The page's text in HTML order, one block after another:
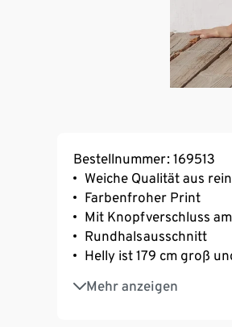
Bestellnummer: 169513
Weiche Qualität aus
Farbenfroher Print
Mit Knopfverschluss
Rundhalsausschnitt
Helly ist 179 cm groß
Mehr anzeigen
Dies ist ein Produkt der